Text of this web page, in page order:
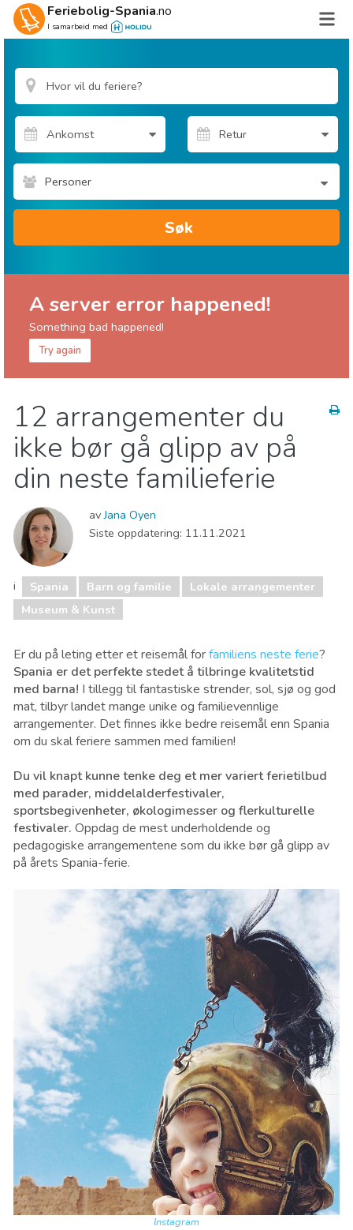
Feriebolig-Spania.no
I samarbeid med
Personer
Søk
A server error happened!
Something bad happened!
Try again
Barn og familie
Handle
Hvor kan man bo
Lokale arrangementer
Mat & Restauranter
Museum & Kunst
Natteliv og barer
Natur og friluftsliv
Sport og spenning Strender
12 arrangementer du
ikke bør gå glipp av på
din neste familieferie
avJana Oyen
Siste oppdatering: 11.11.2021
i Spania Barn og familie
Lokale arrangementer
Museum & Kunst
Er du på leting etter et reisemål forfamiliens neste ferie?
Spania er det perfekte stedet å tilbringe kvalitetstid
med barna! I tillegg til fantastiske strender, sol, sjø og god
mat, tilbyr landet mange unike og familievennlige
arrangementer. Det finnes ikke bedre reisemål enn Spania
om du skal feriere sammen med familien!
Du vil knapt kunne tenke deg et mer variert ferietilbud
med parader, middelalderfestivaler,
sportsbegivenheter, økologimesser og flerkulturelle
festivaler. Oppdag de mest underholdende og
pedagogiske arrangementene som du ikke bør gå glipp av
på årets Spania-ferie.
Instagram